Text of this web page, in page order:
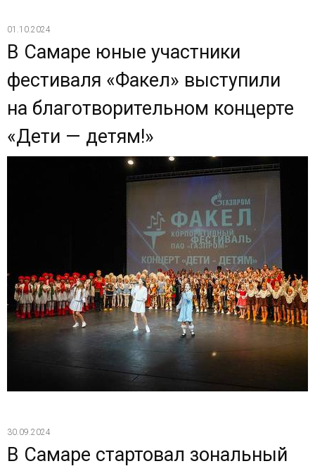
01.10.2024
В Самаре юные участники
фестиваля «Факел» выступили
на благотворительном концерте
«Дети — детям!»
30.09.2024
В Самаре стартовал зональный